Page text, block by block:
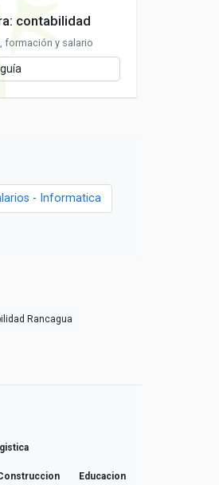
contabilidad
formación y salario
- Informatica
Rancagua
Educacion